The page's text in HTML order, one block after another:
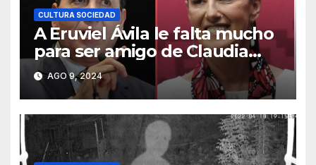
CULTURA SOCIEDAD
A Eruviel Ávila le falta mucho
para ser amigo de Claudia
Sheinbaum
AGO 9, 2024